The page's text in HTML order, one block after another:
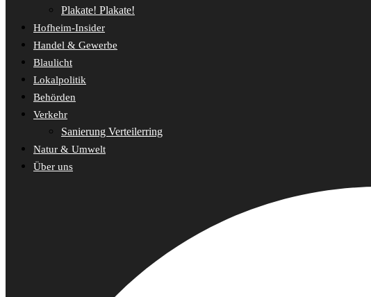
Plakate! Plakate!
Hofheim-Insider
Handel & Gewerbe
Blaulicht
Lokalpolitik
Behörden
Verkehr
Sanierung Verteilerring
Natur & Umwelt
Über uns